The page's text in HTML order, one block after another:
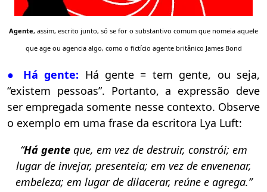
Agente, assim, escrito junto, só se for o substantivo comum que nomeia aquele
que age ou agencia algo, como o fictício agente britânico James Bond
● Há gente: Há gente = tem gente, ou seja,
“existem pessoas”. Portanto, a expressão deve
ser empregada somente nesse contexto. Observe
o exemplo em uma frase da escritora Lya Luft:
“Há genteque, em vez de destruir, constrói; em
lugar de invejar, presenteia; em vez de envenenar,
embeleza; em lugar de dilacerar, reúne e agrega.”